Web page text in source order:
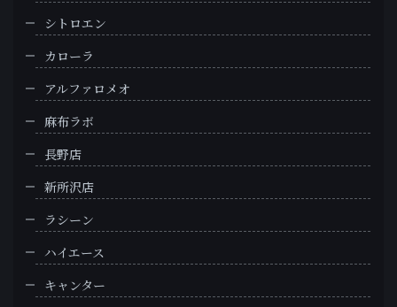
シトロエン
カローラ
アルファロメオ
麻布ラボ
長野店
新所沢店
ラシーン
ハイエース
キャンター